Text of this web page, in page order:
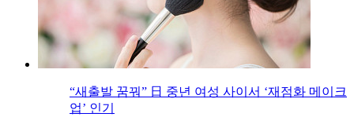
“새출발 꿈꿔” 日 중년 여성 사이서 ‘재점화 메이크
업’ 인기